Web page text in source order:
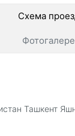
Схема
Ташкент